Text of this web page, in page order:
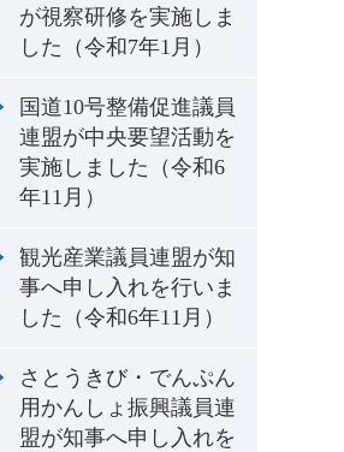
が視察研修を実施しま
した（令和7年1月）
国道10号整備促進議員
連盟が中央要望活動を
実施しました（令和6
年11月）
観光産業議員連盟が知
事へ申し入れを行いま
した（令和6年11月）
さとうきび・でんぷん
用かんしょ振興議員連
盟が知事へ申し入れを